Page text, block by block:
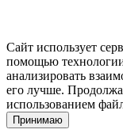
Сайт использует
помощью
анализировать
его лучше.
использованием
Принимаю